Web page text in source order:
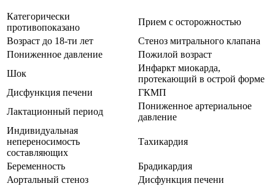
Категорически
противопоказано
Прием с осторожностью
Возраст до 18-ти лет
Стеноз митрального клапана
Пониженное давление
Пожилой возраст
Шок
Инфаркт миокарда,
протекающий в острой форме
Дисфункция печени
ГКМП
Лактационный период
Пониженное артериальное
давление
Индивидуальная
непереносимость
составляющих
Тахикардия
Беременность
Брадикардия
Аортальный стеноз
Дисфункция печени